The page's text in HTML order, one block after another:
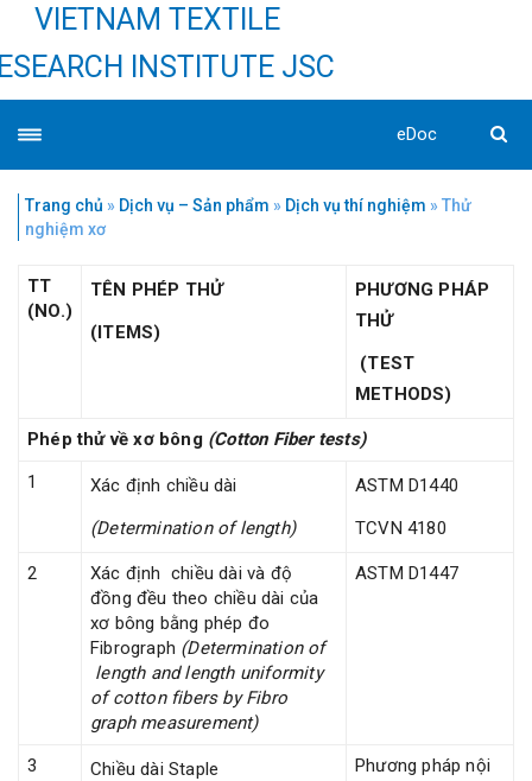
VIETNAM TEXTILE
INSTITUTE JSC
eDoc
Trang chủ » Dịch vụ – Sản phẩm » Dịch vụ thí nghiệm » Thử
nghiệm xơ
TT
(NO.)
TÊN PHÉP THỬ
(ITEMS)
PHƯƠNG PHÁP
THỬ
(TEST
METHODS)
Phép thử về xơ bông (Cotton Fiber tests)
1
Xác định chiều dài
(Determination of length)
ASTM D1440
TCVN 4180
2
Xác định chiều dài và độ
đồng đều theo chiều dài của
xơ bông bằng phép đo
Fibrograph (Determination of
length and length uniformity
of cotton fibers by Fibro
graph measurement)
ASTM D1447
3
Chiều dài Staple
Phương pháp nội